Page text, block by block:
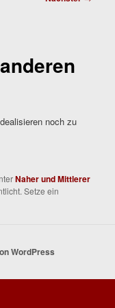
noch zu
Naher und Mittlerer
Setze ein
WordPress